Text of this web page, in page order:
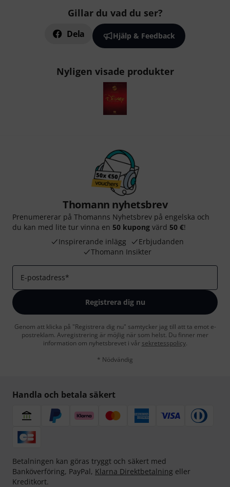
Gillar du vad du ser?
Dela Hjälp & Feedback
Nyligen visade produkter
Thomann nyhetsbrev
Prenumererar på Thomanns Nyhetsbrev på engelska och
du kan med lite tur vinna en 50 kupong värd 50 €!
Inspirerande inlägg
Erbjudanden
Thomann Insikter
E-postadress*
Registrera dig nu
Genom att klicka på "Registrera dig nu" samtycker jag till att ta emot e-
postreklam. Avregistrering är möjlig när som helst. Du finner mer
information om nyhetsbrevet i vår sekretesspolicy.
* Nödvändig
Handla och betala säkert
Betalningen kan göras tryggt och säkert med
Banköverföring, PayPal, Klarna Direktbetalning eller
Kreditkort.